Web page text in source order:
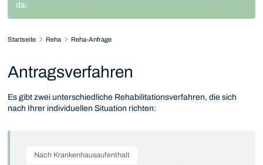
da.
Startseite Reha Reha-Anfrage
Antragsverfahren
Es gibt zwei unterschiedliche Rehabilitationsverfahren, die sich
nach Ihrer individuellen Situation richten:
Nach Krankenhausaufenthalt